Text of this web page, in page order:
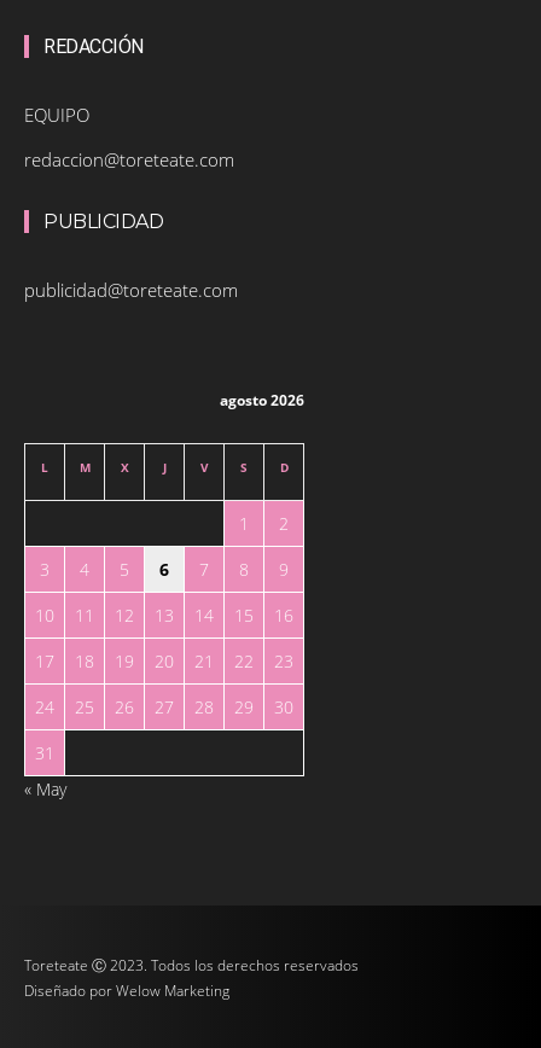
REDACCIÓN
EQUIPO
redaccion@toreteate.com
PUBLICIDAD
publicidad@toreteate.com
agosto 2026
L M X J V S D
1
2
3
4 5 6 7 8
9
10
11 12 13 14 15
16
17
18 19 20 21 22
23
24
25 26 27 28 29
30
31
« May
Toreteate Ⓒ 2023. Todos los derechos reservados
Diseñado porWelow Marketing